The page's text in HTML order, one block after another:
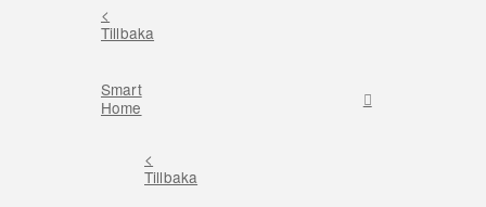
<
Tillbaka
Smart
Home
<
Tillbaka